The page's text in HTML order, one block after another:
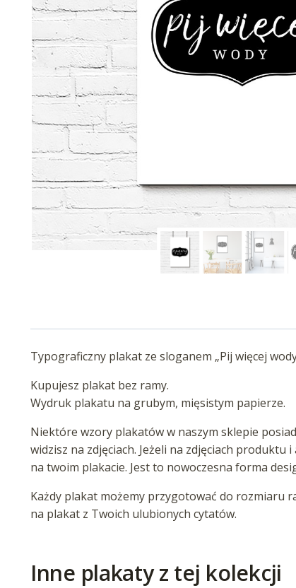
Typograficzny plakat ze sloganem „Pij więcej
Kupujesz plakat bez ramy.
Wydruk plakatu na grubym, mięsistym papierze.
Niektóre wzory plakatów w naszym sklepie
widzisz na zdjęciach. Jeżeli na zdjęciach
na twoim plakacie. Jest to nowoczesna forma
Każdy plakat możemy przygotować do rozmiaru
na plakat z Twoich ulubionych cytatów.
Inne plakaty z tej kolekcji